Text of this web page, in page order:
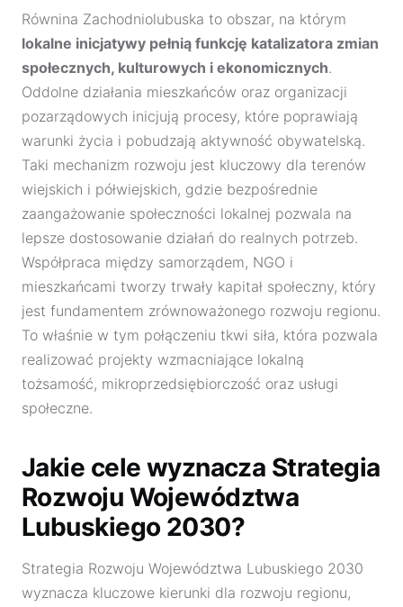
Równina Zachodniolubuska to obszar, na którym
lokalne inicjatywy pełnią funkcję katalizatora zmian
społecznych, kulturowych i ekonomicznych.
Oddolne działania mieszkańców oraz organizacji
pozarządowych inicjują procesy, które poprawiają
warunki życia i pobudzają aktywność obywatelską.
Taki mechanizm rozwoju jest kluczowy dla terenów
wiejskich i półwiejskich, gdzie bezpośrednie
zaangażowanie społeczności lokalnej pozwala na
lepsze dostosowanie działań do realnych potrzeb.
Współpraca między samorządem, NGO i
mieszkańcami tworzy trwały kapitał społeczny, który
jest fundamentem zrównoważonego rozwoju regionu.
To właśnie w tym połączeniu tkwi siła, która pozwala
realizować projekty wzmacniające lokalną
tożsamość, mikroprzedsiębiorczość oraz usługi
społeczne.
Jakie cele wyznacza Strategia
Rozwoju Województwa
Lubuskiego 2030?
Strategia Rozwoju Województwa Lubuskiego 2030
wyznacza kluczowe kierunki dla rozwoju regionu,